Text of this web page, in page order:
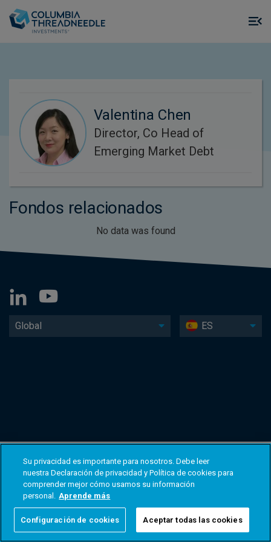
Valentina Chen
Director, Co Head of
Emerging Market Debt
Fondos relacionados
No data was found
Global ES
Su privacidad es importante para nosotros. Debe leer
nuestra Declaración de privacidad y Política de cookies para
comprender mejor cómo usamos su información
personal. Aprende más
Configuración de cookies Aceptar todas las cookies